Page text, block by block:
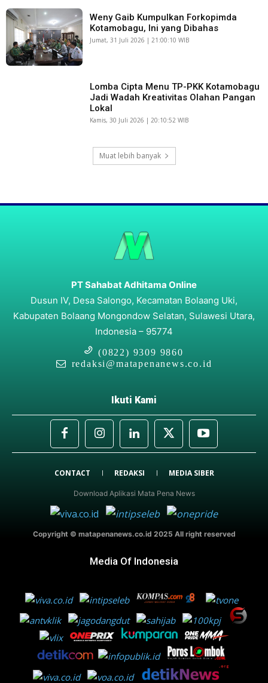
Weny Gaib Kumpulkan Forkopimda
Kotamobagu, Ini yang Dibahas
Jumat, 31 Juli 2026 | 21:00:10 WIB
Lomba Cipta Menu TP-PKK Kotamobagu
Jadi Wadah Kreativitas Olahan Pangan
Lokal
Kamis, 30 Juli 2026 | 20:10:52 WIB
Muat lebih banyak
PT Sahabat Adhitama Online
Dusun IV, Desa Salongo, Kecamatan Bolaang Uki,
Kabupaten Bolaang Mongondow Selatan, Sulawesi Utara,
Indonesia – 95774
(0822) 9309 9860
redaksi@matapenanews.co.id
Ikuti Kami
CONTACT REDAKSI MEDIA SIBER
Download Aplikasi Mata Pena News
Copyright © matapenanews.co.id 2025 All right reserved
Media Of Indonesia